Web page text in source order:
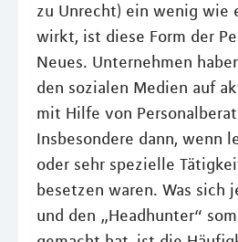
zu Unrecht) ein wenig wie
wirkt, ist diese Form der
Neues. Unternehmen
den sozialen Medien auf
mit Hilfe von
Insbesondere dann, wenn
oder sehr spezielle
besetzen waren. Was sich
und den „Headhunter“